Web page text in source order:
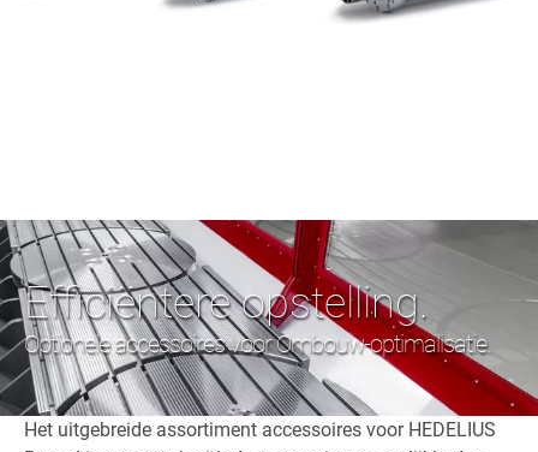
Efficiëntere opstelling.
Optionele accessoires voor Ombouw-optimalisatie.
Het uitgebreide assortiment accessoires voor HEDELIUS